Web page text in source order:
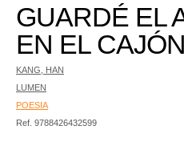
GUARDÉ EL
EN EL CAJÓN
KANG, HAN
LUMEN
POESIA
Ref. 9788426432599